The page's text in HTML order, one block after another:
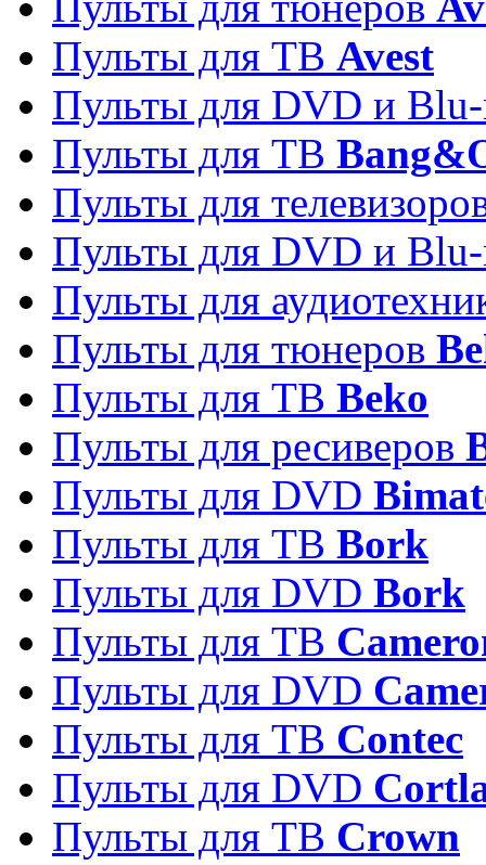
Пульты для ТВ Avest
Пульты для DVD и
Пульты для ТВ
Пульты для
Пульты для DVD и
Пульты для
Пульты для тюнеров
Пульты для ТВ Beko
Пульты для ресиверов
Пульты для DVD
Пульты для ТВ Bork
Пульты для DVD Bork
Пульты для ТВ
Пульты для DVD
Пульты для ТВ Contec
Пульты для DVD
Пульты для ТВ Crown